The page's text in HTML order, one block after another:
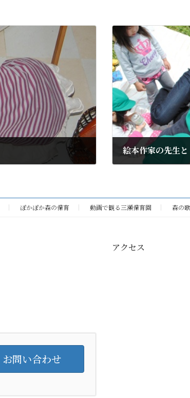
絵本作家の先生と
ぽかぽか森の保育 動画で観る三瀬保育園 森の歌
お問い合わせ
アクセス